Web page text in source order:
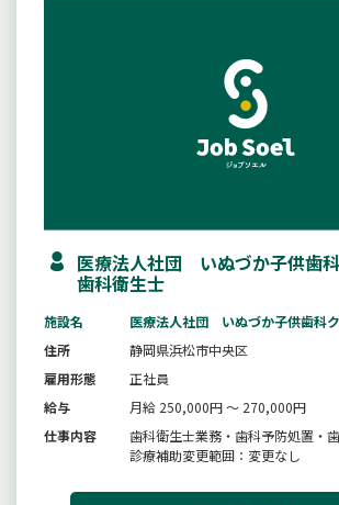
医療法人社団 いぬづか子供歯
歯科衛生士
施設名
医療法人社団 いぬづか子供歯科
住所
静岡県浜松市中央区
雇用形態
正社員
給与
月給 250,000円 ～ 270,000円
仕事内容
歯科衛生士業務・歯科予防処置・
診療補助変更範囲：変更なし